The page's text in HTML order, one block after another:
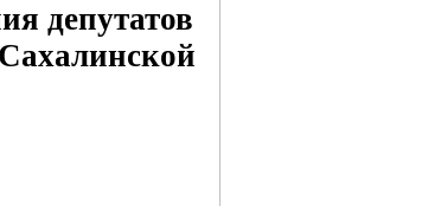
депутатов